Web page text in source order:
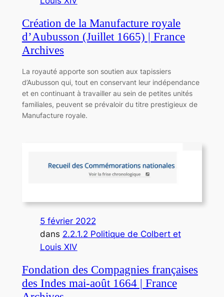
Création de la Manufacture royale
d’Aubusson (Juillet 1665) | France
Archives
La royauté apporte son soutien aux tapissiers
d’Aubusson qui, tout en conservant leur indépendance
et en continuant à travailler au sein de petites unités
familiales, peuvent se prévaloir du titre prestigieux de
Manufacture royale.
5 février 2022
dans 2.2.1.2 Politique de Colbert et
Louis XIV
Fondation des Compagnies françaises
des Indes mai-août 1664 | France